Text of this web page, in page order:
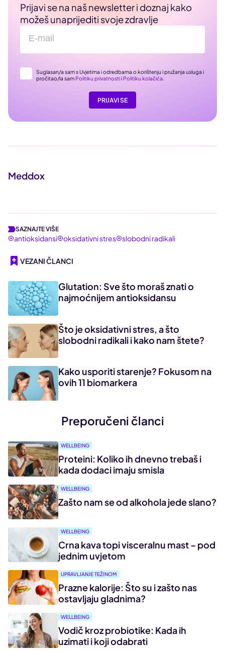
Prijavi se na naš newsletter i doznaj kako
možeš unaprijediti svoje zdravlje
Suglasan/a sam s Uvjetima i odredbama o korištenju i pružanja usluga i
pročitao/la sam Politiku privatnostii Politiku kolačića.
PRIJAVI SE
Meddox
SAZNAJTE VIŠE
antioksidansi oksidativni stres slobodni radikali
VEZANI ČLANCI
Glutation: Sve što moraš znati o
najmoćnijem antioksidansu
Što je oksidativni stres, a što
slobodni radikali i kako nam štete?
Kako usporiti starenje? Fokusom na
ovih 11 biomarkera
Preporučeni članci
WELLBEING
Proteini: Koliko ih dnevno trebaš i
kada dodaci imaju smisla
WELLBEING
Zašto nam se od alkohola jede slano?
WELLBEING
Crna kava topi visceralnu mast – pod
jednim uvjetom
UPRAVLJANJE TEŽINOM
Prazne kalorije: Što su i zašto nas
ostavljaju gladnima?
WELLBEING
Vodič kroz probiotike: Kada ih
uzimati i koji odabrati